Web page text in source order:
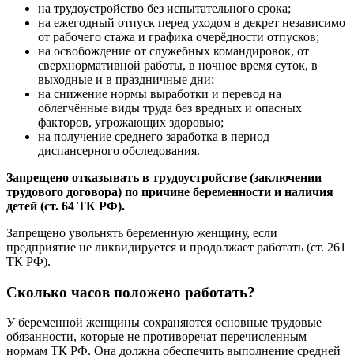
на трудоустройство без испытательного срока;
на ежегодный отпуск перед уходом в декрет независимо
от рабочего стажа и графика очерёдности отпусков;
на освобождение от служебных командировок, от
сверхнормативной работы, в ночное время суток, в
выходные и в праздничные дни;
на снижение нормы выработки и перевод на
облегчённые виды труда без вредных и опасных
факторов, угрожающих здоровью;
на получение среднего заработка в период
диспансерного обследования.
Запрещено отказывать в трудоустройстве (заключении
трудового договора) по причине беременности и наличия
детей (ст. 64 ТК РФ).
Запрещено увольнять беременную женщину, если
предприятие не ликвидируется и продолжает работать (ст. 261
ТК РФ).
Сколько часов положено работать?
У беременной женщины сохраняются основные трудовые
обязанности, которые не противоречат перечисленным
нормам ТК РФ. Она должна обеспечить выполнение средней